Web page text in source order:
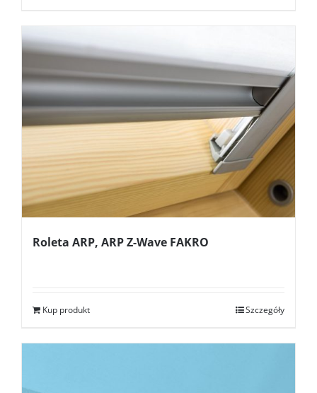
Roleta ARP, ARP Z-Wave FAKRO
Kup produkt Szczegóły